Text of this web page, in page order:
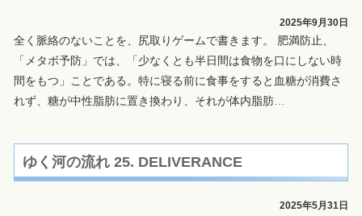
2025年9月30日
全く脈絡のないことを、尻取りゲームで書きます。 肥満防止、
「メタボ予防」では、「少なくとも半日間は食物を口にしない時
間をもつ」ことである。特に寝る前に食事をすると血糖が消費さ
れず、糖が中性脂肪に置き換わり、それが体内脂肪…
ゆく河の流れ 25. DELIVERANCE
2025年5月31日